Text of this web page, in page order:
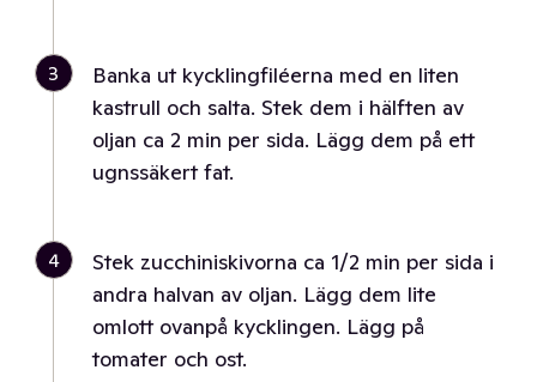
3
Banka ut kycklingfiléerna med en liten
kastrull och salta. Stek dem i hälften av
oljan ca 2 min per sida. Lägg dem på ett
ugnssäkert fat.
4
Stek zucchiniskivorna ca 1/2 min per sida i
andra halvan av oljan. Lägg dem lite
omlott ovanpå kycklingen. Lägg på
tomater och ost.